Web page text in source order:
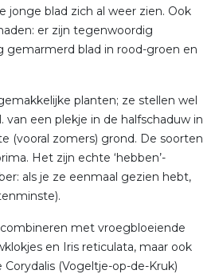
jonge blad zich al weer zien. Ook
er zijn tegenwoordig
gemarmerd blad in rood-groen en
planten; ze stellen wel
van een plekje in de halfschaduw in
(vooral zomers) grond. De soorten
Het zijn echte ‘hebben’-
als je ze eenmaal gezien hebt,
met vroegbloeiende
en Iris reticulata, maar ook
(Vogeltje-op-de-Kruk)